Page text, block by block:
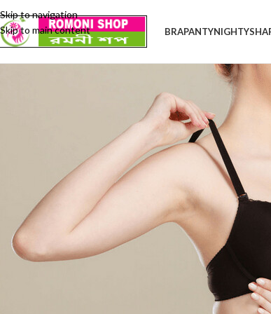
Skip to navigation
Skip to main content
BRAPANTYNIGHTY
আমাদের দেশে অধিকাংশ মেয়েই ভুল সাইজের ব্রা পরেন অথবা সঠিক সাইজে পরলেও
এবং কাপ সাইজ কি ঠিক? যদিও আপনি কেনার সময় আপনার ব্রা সাইজ ঠিক ছিল,
অসুবিধায় পড়তে পারেন। তবে আপনার ঘরের আয়না আপনাকে সাহায্য করতে পারে।
নিম্মে বর্নিত পদ্ধতির মাধ্যমে আপনি ধারনা নিতে পারেন আপনার ব্রা সাইজ সঠিক
করতে হবে। কারন অনেক দিনের ব্যবহার এবং বারবার ধৌত করার ফলে ব্রা লেইস
যদি আপনার ব্রা-বন্ধনী আপানার পিঠের স্ফীত মেদ এ দেবে যায় অথবা কাধেঁ লাল দাগ
যদি ব্রা-বন্ধনী পিছনের দিকে কয়েক ইঞ্চি দূর পর্যন্ত টেনে নিয়ে যেতে পারেন,
থাকে যে অনায়াসে তা কয়েক ইঞ্চি প্রসারিত করা যাচ্ছে; তাহলে ধরে নিতে হবে আপনার
কাঁধের ইলাস্টিক স্ট্রিপ আপনার ঘাড়ে চামড়ায় দেবে যাচ্ছে? এটিই মনে হয় ঠিকমত